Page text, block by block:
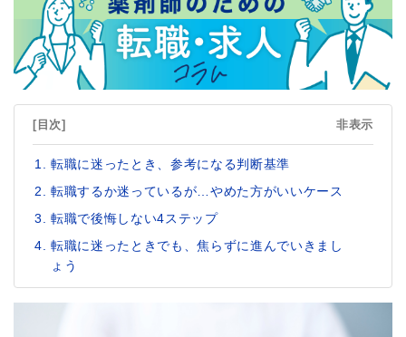
[目次] 非表示
転職に迷ったとき、参考になる判断基準
転職するか迷っているが…やめた方がいいケース
転職で後悔しない4ステップ
転職に迷ったときでも、焦らずに進んでいきまし
ょう